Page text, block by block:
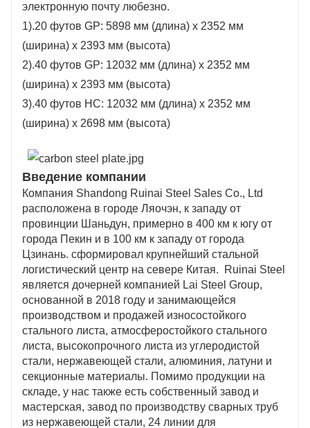
электронную почту любезно.
1).20 футов GP: 5898 мм (длина) x 2352 мм
(ширина) x 2393 мм (высота)
2).40 футов GP: 12032 мм (длина) x 2352 мм
(ширина) x 2393 мм (высота)
3).40 футов HC: 12032 мм (длина) x 2352 мм
(ширина) x 2698 мм (высота)
Введение компании
Компания Shandong Ruinai Steel Sales Co., Ltd
расположена в городе Ляочэн, к западу от
провинции Шаньдун, примерно в 400 км к югу от
города Пекин и в 100 км к западу от города
Цзинань. сформировал крупнейший стальной
логистический центр на севере Китая. Ruinai Steel
является дочерней компанией Lai Steel Group,
основанной в 2018 году и занимающейся
производством и продажей износостойкого
стального листа, атмосферостойкого стального
листа, высокопрочного листа из углеродистой
стали, нержавеющей стали, алюминия, латуни и
секционные материалы. Помимо продукции на
складе, у нас также есть собственный завод и
мастерская, завод по производству сварных труб
из нержавеющей стали, 24 линии для